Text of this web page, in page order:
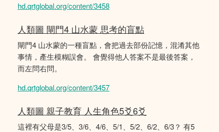
hd.qrtglobal.org/content/3458
人類圖 閘門4 山水蒙 思考的盲點
閘門4 山水蒙的一種盲點，會把過去部份記憶，混淆其他
事情，產生模糊誤會。 會覺得他人答案不是最後答案，
而左問右問。
hd.qrtglobal.org/content/3457
人類圖 親子教育 人生角色5爻6爻
這裡有父母是3/5、3/6、4/6、5/1、5/2、6/2、6/3？ 有5